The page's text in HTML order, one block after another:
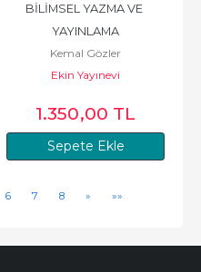
Sepete Ekle
BİLİMSEL YAZMA VE
YAYINLAMA
Kemal Gözler
Ekin Yayınevi
1.350,00 TL
6 7 8 » »»